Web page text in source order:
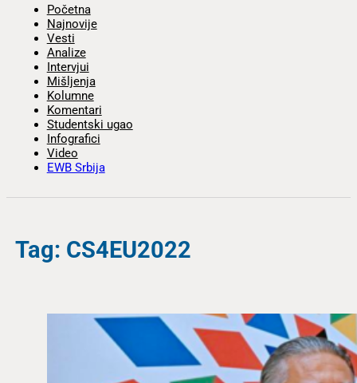
Početna
Najnovije
Vesti
Analize
Intervjui
Mišljenja
Kolumne
Komentari
Studentski ugao
Infografici
Video
EWB Srbija
Tag: CS4EU2022